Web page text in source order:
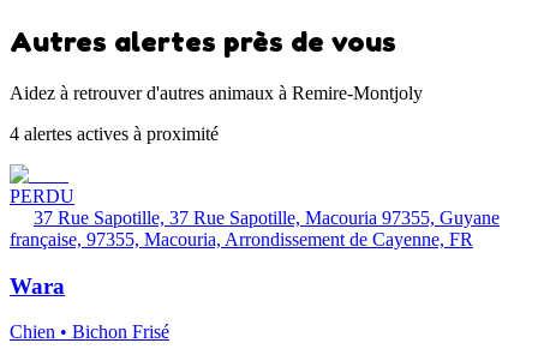
Autres alertes près de vous
Aidez à retrouver d'autres animaux à Remire-Montjoly
4 alertes actives à proximité
PERDU
37 Rue Sapotille, 37 Rue Sapotille, Macouria 97355, Guyane
française, 97355, Macouria, Arrondissement de Cayenne, FR
Wara
Chien • Bichon Frisé